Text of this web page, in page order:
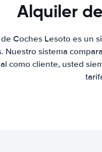
Alquiler
de Coches Lesoto es
Nuestro sistema
como cliente, usted